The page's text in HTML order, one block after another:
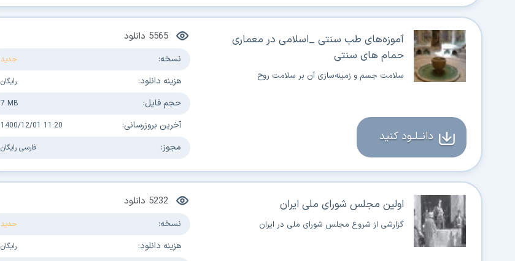
آموزه‌های طب سنتی _اسلامی در معماری
حمام های سنتی
سلامت جسم و زمینه‌‍‌سازی آن بر سلامت روح
5565 دانلود
نسخه: جدید
هزینه دانلود: رایگان
حجم فایل: 7 MB
آخرین بروزرسانی: 1400/12/01 11:20
مجوز: فارسی رایگان
دانــلــود کنید
اولین مجلس شورای ملی ایران
گزارشی از شروع مجلس شورای ملی در ایران
5232 دانلود
نسخه: جدید
هزینه دانلود: رایگان